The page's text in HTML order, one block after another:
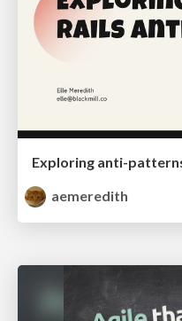
Exploring anti-
aemeredith